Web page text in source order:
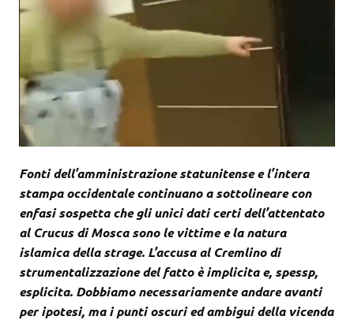
Fonti dell’amministrazione statunitense e l’intera
stampa occidentale continuano a sottolineare con
enfasi sospetta che gli unici dati certi dell’attentato
al Crucus di Mosca sono le vittime e la natura
islamica della strage. L’accusa al Cremlino di
strumentalizzazione del fatto è implicita e, spessp,
esplicita. Dobbiamo necessariamente andare avanti
per ipotesi, ma i punti oscuri ed ambigui della vicenda